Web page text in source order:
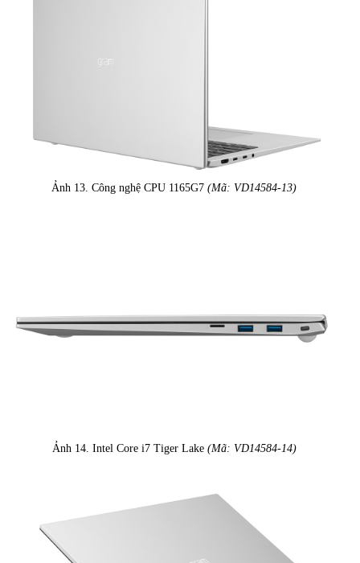
Ảnh 13. Công nghệ CPU 1165G7 (Mã: VD14584-13)
Ảnh 14. Intel Core i7 Tiger Lake (Mã: VD14584-14)